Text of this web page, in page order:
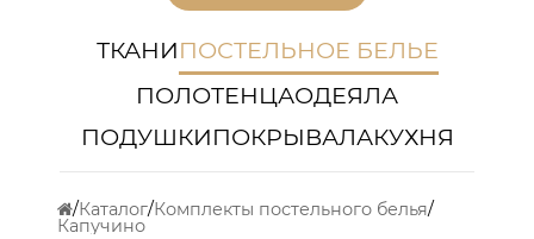
ТКАНИПОСТЕЛЬНОЕ БЕЛЬЕ
ПОЛОТЕНЦАОДЕЯЛА
ПОДУШКИПОКРЫВАЛАКУХНЯ
Каталог Комплекты постельного белья
Капучино